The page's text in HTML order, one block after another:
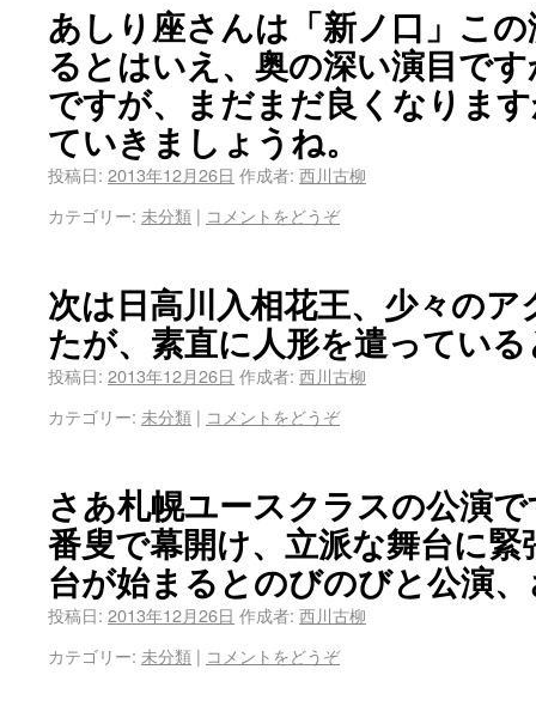
あしり座さんは「新ノ口」こ
るとはいえ、奥の深い演目で
ですが、まだまだ良くなりま
ていきましょうね。
投稿日: 2013年12月26日 作成者: 西川古柳
カテゴリー: 未分類 | コメントをどうぞ
次は日高川入相花王、少々の
たが、素直に人形を遣ってい
投稿日: 2013年12月26日 作成者: 西川古柳
カテゴリー: 未分類 | コメントをどうぞ
さあ札幌ユースクラスの公演
番叟で幕開け、立派な舞台に
台が始まるとのびのびと公演
投稿日: 2013年12月26日 作成者: 西川古柳
カテゴリー: 未分類 | コメントをどうぞ